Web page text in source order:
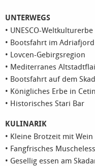
UNTERWEGS
• UNESCO-Weltkulturerbe
• Bootsfahrt im Adriafjord
• Lovcen-Gebirgsregion
• Mediterranes
• Bootsfahrt auf dem
• Königliches Erbe in
• Historisches Stari Bar
KULINARIK
• Kleine Brotzeit mit Wein
• Fangfrisches
• Gesellig essen am